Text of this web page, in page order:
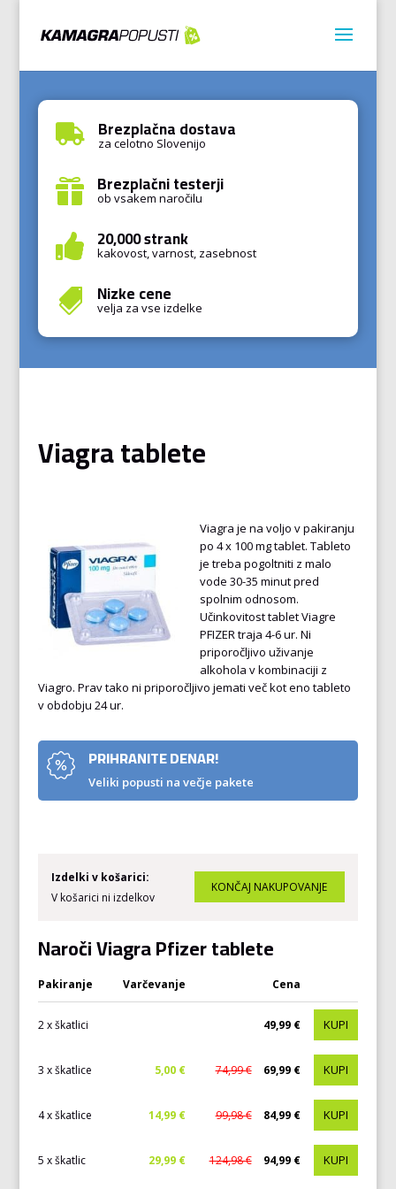
 Brezplačna dostava
za celotno Slovenijo
 Brezplačni testerji
ob vsakem naročilu
 20,000 strank
kakovost, varnost, zasebnost
 Nizke cene
velja za vse izdelke
Viagra tablete
Viagra je na voljo v pakiranju
po 4 x 100 mg tablet. Tableto
je treba pogoltniti z malo
vode 30-35 minut pred
spolnim odnosom.
Učinkovitost tablet Viagre
PFIZER traja 4-6 ur. Ni
priporočljivo uživanje
alkohola v kombinaciji z
Viagro. Prav tako ni priporočljivo jemati več kot eno tableto
v obdobju 24 ur.
PRIHRANITE DENAR!
Veliki popusti na večje pakete
Izdelki v košarici:
V košarici ni izdelkov
Naroči Viagra Pfizer tablete
Pakiranje Varčevanje Cena
2 x škatlici 49,99 € KUPI
3 x škatlice 5,00 € 74,99 € 69,99 € KUPI
4 x škatlice 14,99 € 99,98 € 84,99 € KUPI
5 x škatlic 29,99 € 124,98 € 94,99 € KUPI